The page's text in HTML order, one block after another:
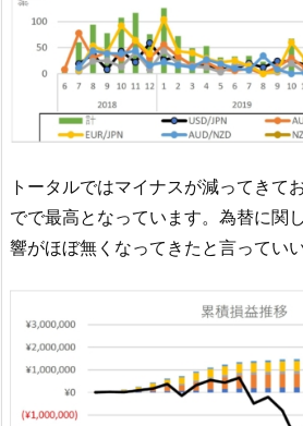
トータルではマイナスが減ってきて
でで最高となっています。為替に関
響がほぼ無くなってきたと言ってい